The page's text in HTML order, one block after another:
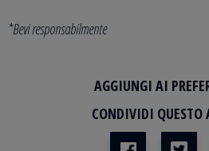
*Bevi responsabilmente
AGGIUNGI AI
CONDIVIDI QUESTO